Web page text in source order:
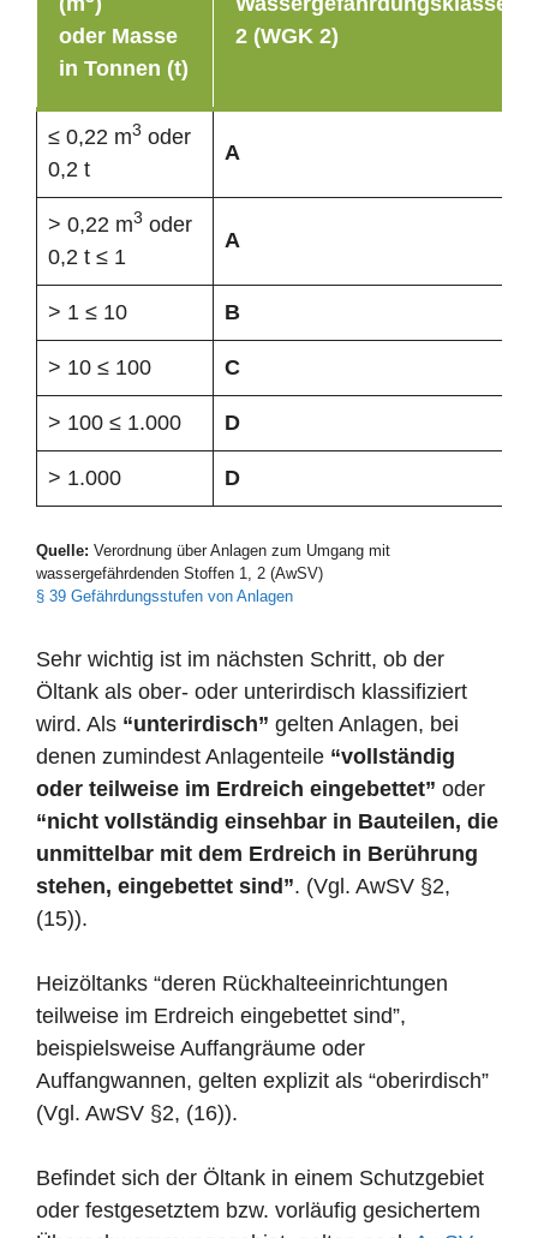
oder Masse
in Tonnen (t)
2 (WGK 2)
≤ 0,22 m3 oder
0,2 t
A
> 0,22 m3 oder
0,2 t ≤ 1
A
> 1 ≤ 10 B
> 10 ≤ 100 C
> 100 ≤ 1.000 D
> 1.000 D
Quelle: Verordnung über Anlagen zum Umgang mit
wassergefährdenden Stoffen 1, 2 (AwSV)
§ 39 Gefährdungsstufen von Anlagen
Sehr wichtig ist im nächsten Schritt, ob der
Öltank als ober- oder unterirdisch klassifiziert
wird. Als “unterirdisch” gelten Anlagen, bei
denen zumindest Anlagenteile “vollständig
oder teilweise im Erdreich eingebettet” oder
“nicht vollständig einsehbar in Bauteilen, die
unmittelbar mit dem Erdreich in Berührung
stehen, eingebettet sind”. (Vgl. AwSV §2,
(15)).
Heizöltanks “deren Rückhalteeinrichtungen
teilweise im Erdreich eingebettet sind”,
beispielsweise Auffangräume oder
Auffangwannen, gelten explizit als “oberirdisch”
(Vgl. AwSV §2, (16)).
Befindet sich der Öltank in einem Schutzgebiet
oder festgesetztem bzw. vorläufig gesichertem